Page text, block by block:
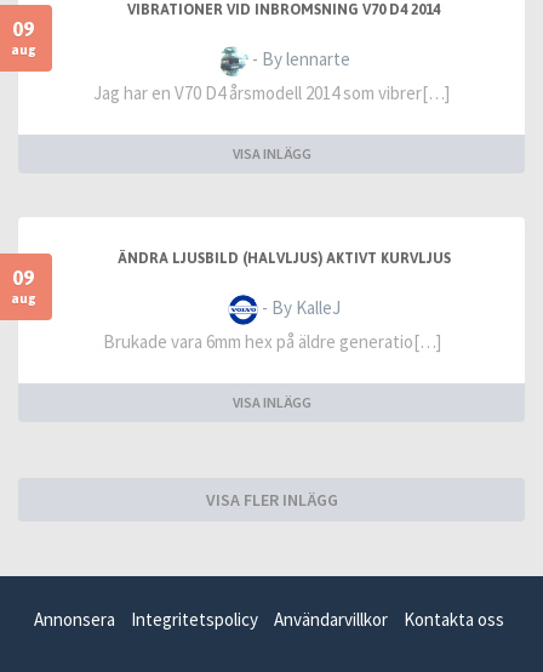
09
aug
VIBRATIONER VID INBROMSNING V70 D4 2014
- By lennarte
Jag har en V70 D4 årsmodell 2014 som vibrer[…]
VISA INLÄGG
09
aug
ÄNDRA LJUSBILD (HALVLJUS) AKTIVT KURVLJUS
- By KalleJ
Brukade vara 6mm hex på äldre generatio[…]
VISA INLÄGG
VISA FLER INLÄGG
Annonsera Integritetspolicy Användarvillkor Kontakta oss